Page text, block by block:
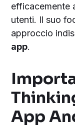
efficacemente
utenti. Il suo
approccio
app.
App